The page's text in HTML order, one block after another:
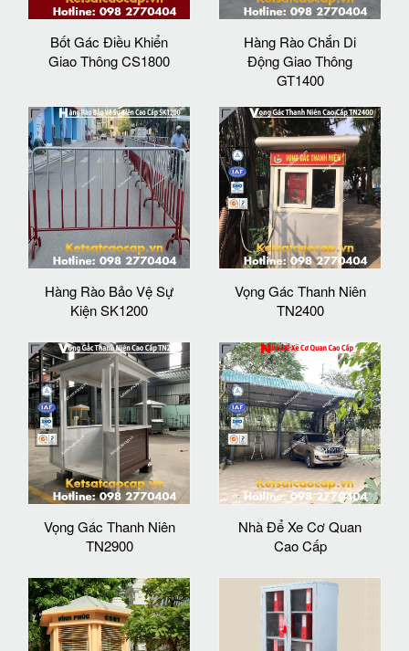
Bốt Gác Điều Khiển
Giao Thông CS1800
Hàng Rào Chắn Di
Động Giao Thông
GT1400
Hàng Rào Bảo Vệ Sự
Kiện SK1200
Vọng Gác Thanh Niên
TN2400
Vọng Gác Thanh Niên
TN2900
Nhà Để Xe Cơ Quan
Cao Cấp